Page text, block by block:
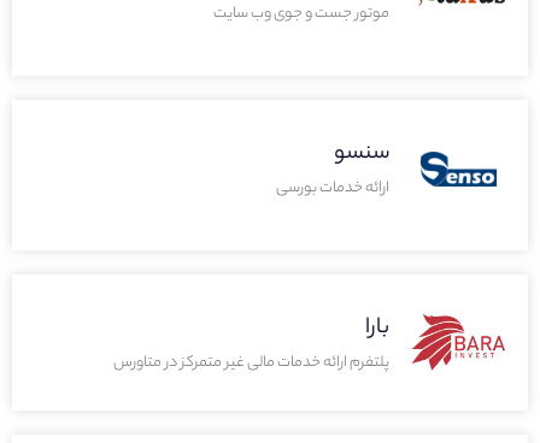
موتور جست و جوی وب سایت
سنسو
ارائه خدمات بورسی
بارا
پلتفرم ارائه خدمات مالی غیر متمرکز در متاورس